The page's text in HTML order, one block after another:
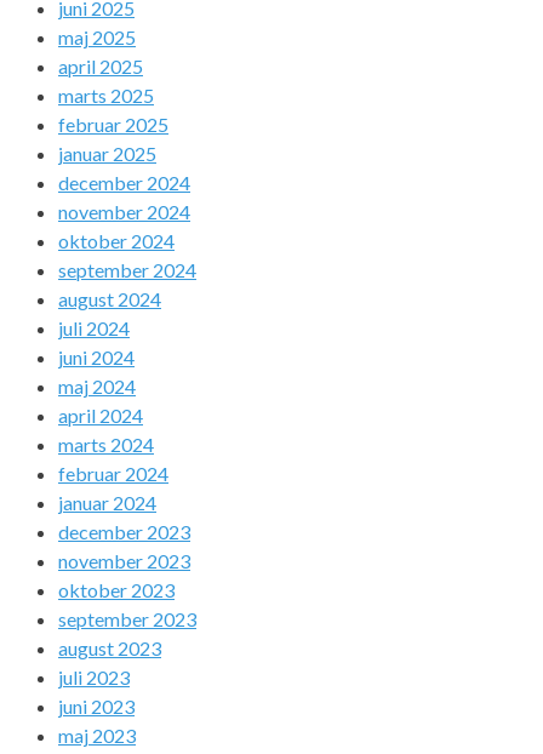
juni 2025
maj 2025
april 2025
marts 2025
februar 2025
januar 2025
december 2024
november 2024
oktober 2024
september 2024
august 2024
juli 2024
juni 2024
maj 2024
april 2024
marts 2024
februar 2024
januar 2024
december 2023
november 2023
oktober 2023
september 2023
august 2023
juli 2023
juni 2023
maj 2023